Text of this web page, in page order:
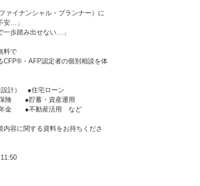
ァイナンシャル・プランナー）に
安…」
一歩踏み出せない…」
料で
CFP®・AFP認定者の個別相談を体
設計） ●住宅ローン
●保険 ●貯蓄・資産運用
●不動産活用 など
容に関する資料をお持ちくださ